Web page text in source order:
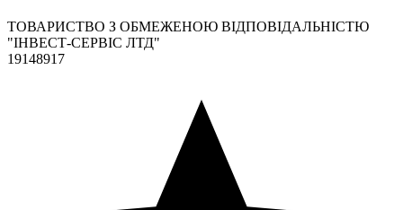
ТОВАРИСТВО З ОБМЕЖЕНОЮ ВІДПОВІДАЛЬНІСТЮ
"ІНВЕСТ-СЕРВІС ЛТД"
19148917